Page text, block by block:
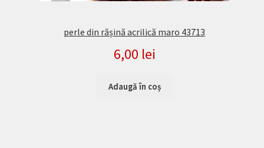
perle din rășină acrilică maro 43713
6,00 lei
Adaugă în coș